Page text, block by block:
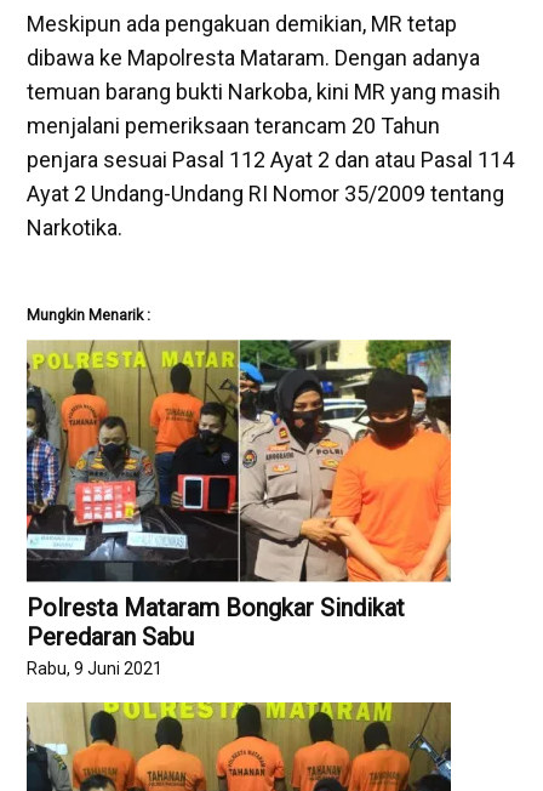
Meskipun ada pengakuan demikian, MR tetap
dibawa ke Mapolresta Mataram. Dengan adanya
temuan barang bukti Narkoba, kini MR yang masih
menjalani pemeriksaan terancam 20 Tahun
penjara sesuai Pasal 112 Ayat 2 dan atau Pasal 114
Ayat 2 Undang-Undang RI Nomor 35/2009 tentang
Narkotika.
Mungkin Menarik :
Polresta Mataram Bongkar Sindikat
Peredaran Sabu
Rabu, 9 Juni 2021